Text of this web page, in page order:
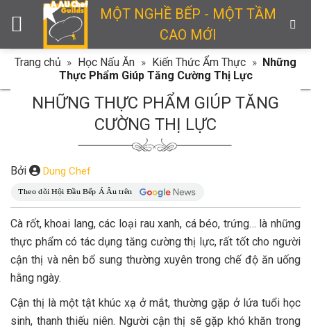
MỘT NGHỀ BẾP - MỘT TẦM
CAO MỚI
Trang chủ » Học Nấu Ăn » Kiến Thức Ẩm Thực » Những
Thực Phẩm Giúp Tăng Cường Thị Lực
NHỮNG THỰC PHẨM GIÚP TĂNG
CƯỜNG THỊ LỰC
Bởi Dung Chef
Cà rốt, khoai lang, các loại rau xanh, cá béo, trứng… là những
thực phẩm có tác dụng tăng cường thị lực, rất tốt cho người
cận thị và nên bổ sung thường xuyên trong chế độ ăn uống
hằng ngày.
Cận thị là một tật khúc xạ ở mắt, thường gặp ở lứa tuổi học
sinh, thanh thiếu niên. Người cận thị sẽ gặp khó khăn trong